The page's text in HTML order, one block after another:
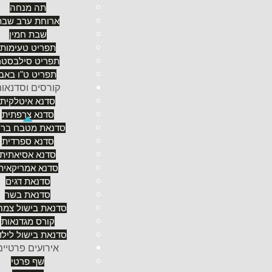
תה מנחה
ארוחת ערב
שבת חמין
תפריט טעימות
תפריט
תפריט ט"ו באב
קורסים
סדנא איטלקית
סדנא צרפתית
סדנאת מטבח
סדנא ספרדית
סדנא אסיאתית
סדנא
סדנאת דגים
סדנאת בשר
סדנאת בישול
קורס מגדנאות
סדנאת בישול
אירועים
שף פרטי
משהו קטן וטוב שרים משינה....וזה מה שאנחנו-
בסטודיו שף - ארז שטרן, יש לנו באמת פיתרון מיוחד,
כיוון שאנו מקיימים כדבר שבשיגרה מגוון רחב של
של השף ארז שטרן. וכשמדברים על